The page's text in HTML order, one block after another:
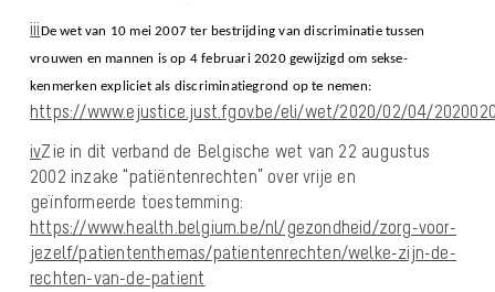
iiiDe wet van 10 mei 2007 ter bestrijding van discriminatie tussen
vrouwen en mannen is op 4 februari 2020 gewijzigd om sekse-
kenmerken expliciet als discriminatiegrond op te nemen:
https://www.ejustice.just.fgov.be/eli/wet/2020/02/04/
ivZie in dit verband de Belgische wet van 22 augustus
2002 inzake “patiëntenrechten” over vrije en
geïnformeerde toestemming:
https://www.health.belgium.be/nl/gezondheid/zorg-voor-
jezelf/patiententhemas/patientenrechten/welke-zijn-de-
rechten-van-de-patient